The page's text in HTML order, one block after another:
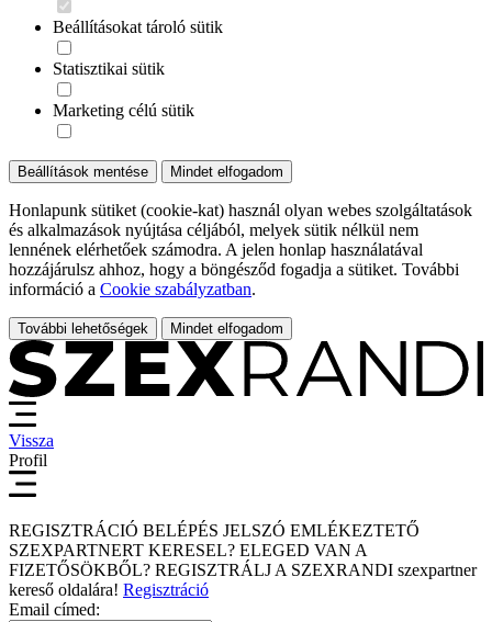
Beállításokat tároló sütik
Statisztikai sütik
Marketing célú sütik
Beállítások mentése Mindet elfogadom
Honlapunk sütiket (cookie-kat) használ olyan webes szolgáltatások
és alkalmazások nyújtása céljából, melyek sütik nélkül nem
lennének elérhetőek számodra. A jelen honlap használatával
hozzájárulsz ahhoz, hogy a böngésződ fogadja a sütiket. További
információ a Cookie szabályzatban.
További lehetőségek Mindet elfogadom
Vissza
Profil
REGISZTRÁCIÓ BELÉPÉS JELSZÓ EMLÉKEZTETŐ
SZEXPARTNERT KERESEL? ELEGED VAN A
FIZETŐSÖKBŐL? REGISZTRÁLJ A SZEXRANDI szexpartner
kereső oldalára! Regisztráció
Email címed: